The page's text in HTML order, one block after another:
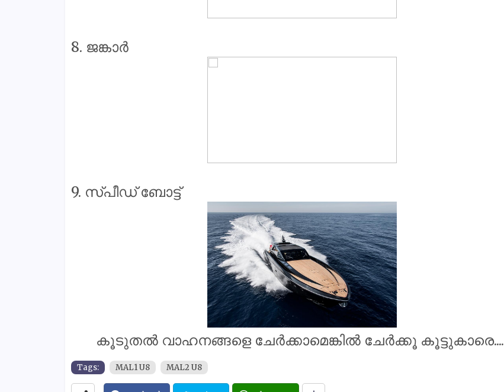
8. ജങ്കാർ
9. സ്‌പീഡ്‌ ബോട്ട്
കൂടുതൽ വാഹനങ്ങളെ ചേർക്കാമെങ്കിൽ ചേർക്കൂ കൂട്ടുകാരെ....
Tags: MAL1 U8 MAL2 U8